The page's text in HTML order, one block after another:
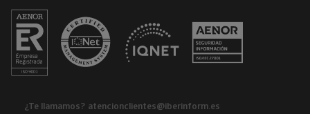
¿Te llamamos? atencionclientes@iberinform.es